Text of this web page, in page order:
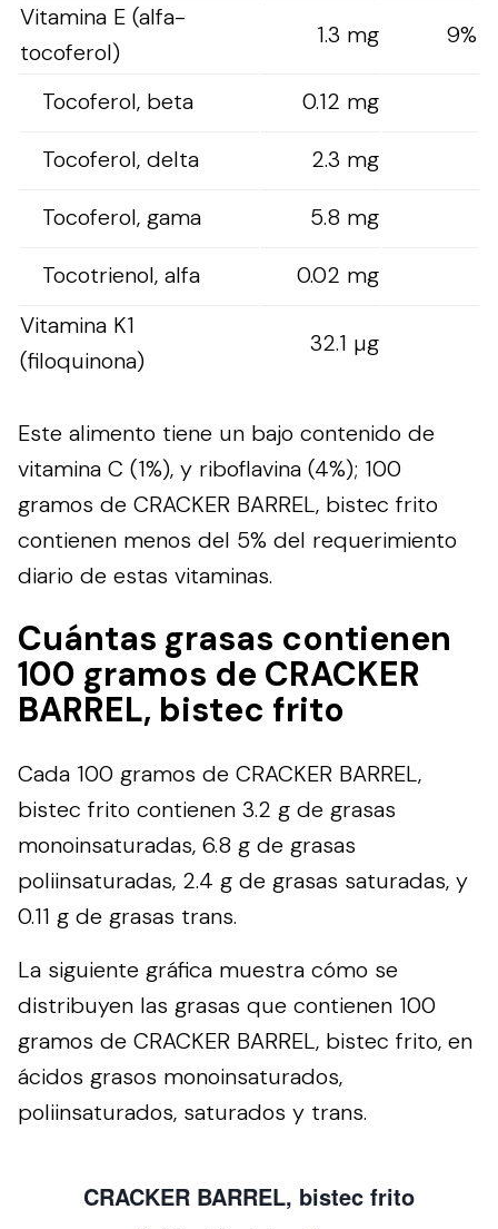
Vitamina E (alfa-
tocoferol)
1.3 mg 9%
Tocoferol, beta
0.12 mg
Tocoferol, delta
2.3 mg
Tocoferol, gama
5.8 mg
Tocotrienol, alfa
0.02 mg
Vitamina K1
(filoquinona)
32.1 µg
Este alimento tiene un bajo contenido de
vitamina C (1%), y riboflavina (4%); 100
gramos de CRACKER BARREL, bistec frito
contienen menos del 5% del requerimiento
diario de estas vitaminas.
Cuántas grasas contienen
100 gramos de CRACKER
BARREL, bistec frito
Cada 100 gramos de CRACKER BARREL,
bistec frito contienen 3.2 g de grasas
monoinsaturadas, 6.8 g de grasas
poliinsaturadas, 2.4 g de grasas saturadas, y
0.11 g de grasas trans.
La siguiente gráfica muestra cómo se
distribuyen las grasas que contienen 100
gramos de CRACKER BARREL, bistec frito, en
ácidos grasos monoinsaturados,
poliinsaturados, saturados y trans.